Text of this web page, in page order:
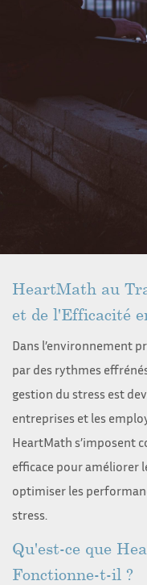
HeartMath au
et de l'Efficacité
Dans l’environnement
par des rythmes
gestion du stress est
entreprises et les
HeartMath s’imposent
efficace pour améliorer
optimiser les
stress.
Qu'est-ce que
Fonctionne-t-il ?